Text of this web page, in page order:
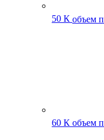
50 К объем
60 К объем